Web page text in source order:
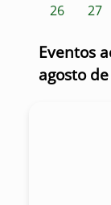
26 27
Eventos
agosto